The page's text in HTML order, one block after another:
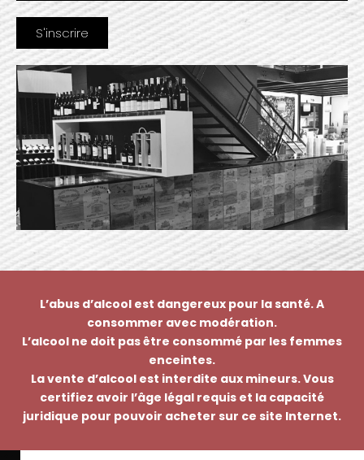
L’abus d’alcool est dangereux pour la santé. A
consommer avec modération.
L’alcool ne doit pas être consommé par les femmes
enceintes.
La vente d’alcool est interdite aux mineurs. Vous
certifiez avoir l’âge légal requis et la capacité
juridique pour pouvoir acheter sur ce site Internet.